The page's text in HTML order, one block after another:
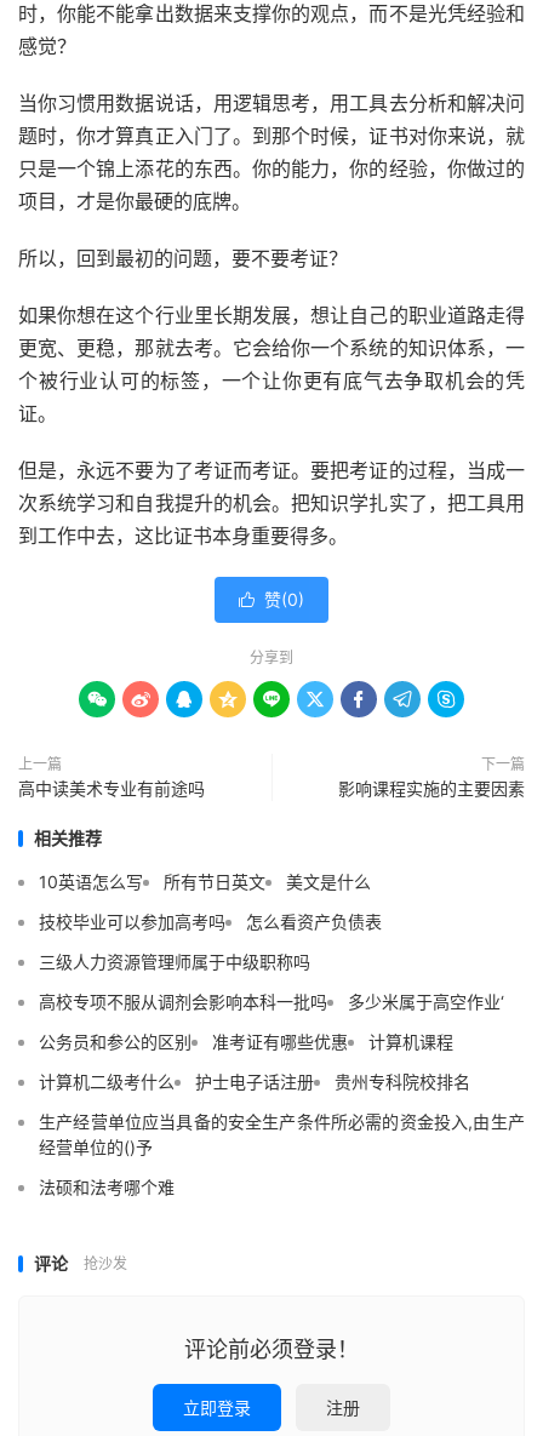
时，你能不能拿出数据来支撑你的观点，而不是光凭经验和
感觉？
当你习惯用数据说话，用逻辑思考，用工具去分析和解决问
题时，你才算真正入门了。到那个时候，证书对你来说，就
只是一个锦上添花的东西。你的能力，你的经验，你做过的
项目，才是你最硬的底牌。
所以，回到最初的问题，要不要考证？
如果你想在这个行业里长期发展，想让自己的职业道路走得
更宽、更稳，那就去考。它会给你一个系统的知识体系，一
个被行业认可的标签，一个让你更有底气去争取机会的凭
证。
但是，永远不要为了考证而考证。要把考证的过程，当成一
次系统学习和自我提升的机会。把知识学扎实了，把工具用
到工作中去，这比证书本身重要得多。
 赞(0)
分享到
        
上一篇
高中读美术专业有前途吗
下一篇
影响课程实施的主要因素
相关推荐
10英语怎么写 所有节日英文
美文是什么
技校毕业可以参加高考吗
怎么看资产负债表
三级人力资源管理师属于中级职称吗
高校专项不服从调剂会影响本科一批吗
多少米属于高空作业‘
公务员和参公的区别
准考证有哪些优惠
计算机课程
计算机二级考什么
护士电子话注册
贵州专科院校排名
生产经营单位应当具备的安全生产条件所必需的资金投入,由生产
经营单位的()予
法硕和法考哪个难
评论 抢沙发
评论前必须登录！
立即登录 注册